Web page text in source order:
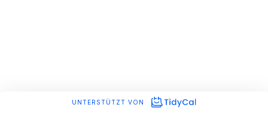
UNTERSTÜTZT VON